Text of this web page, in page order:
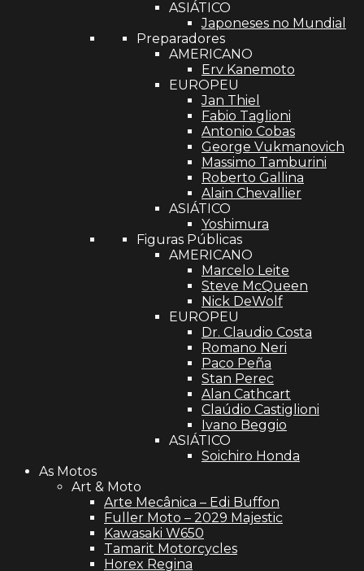
ASIÁTICO
Japoneses no Mundial
Preparadores
AMERICANO
Erv Kanemoto
EUROPEU
Jan Thiel
Fabio Taglioni
Antonio Cobas
George Vukmanovich
Massimo Tamburini
Roberto Gallina
Alain Chevallier
ASIÁTICO
Yoshimura
Figuras Públicas
AMERICANO
Marcelo Leite
Steve McQueen
Nick DeWolf
EUROPEU
Dr. Claudio Costa
Romano Neri
Paco Peña
Stan Perec
Alan Cathcart
Claúdio Castiglioni
Ivano Beggio
ASIÁTICO
Soichiro Honda
As Motos
Art & Moto
Arte Mecânica – Edi Buffon
Fuller Moto – 2029 Majestic
Kawasaki W650
Tamarit Motorcycles
Horex Regina